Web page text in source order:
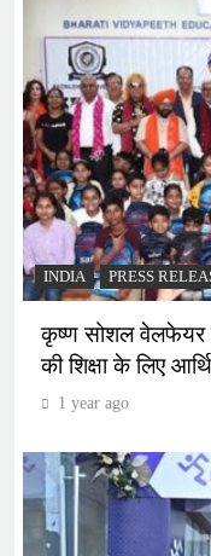
INDIA PRESS
कृष्ण सोशल वेलफेयर
की शिक्षा के लिए
1 year ago